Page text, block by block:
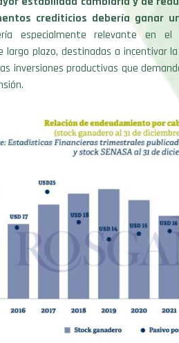
crediticios debería ganar
especialmente relevante en
largo plazo, destinadas a incentivar
inversiones productivas que